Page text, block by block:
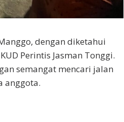
dengan diketahui
Perintis Jasman Tonggi.
semangat mencari jalan
anggota.